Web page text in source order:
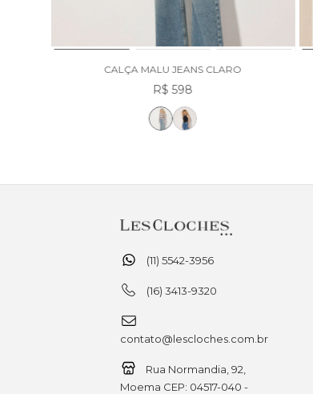
CALÇA MALU JEANS CLARO
R$ 598
(11) 5542-3956
(16) 3413-9320
contato@lescloches.com.br
Rua Normandia, 92,
Moema CEP: 04517-040 -